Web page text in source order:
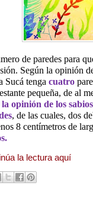
de paredes para
Según la opinión
Sucá tenga cuatro
pequeña, de al
opinión de los
, de las cuales, dos
8 centímetros de
la lectura aquí